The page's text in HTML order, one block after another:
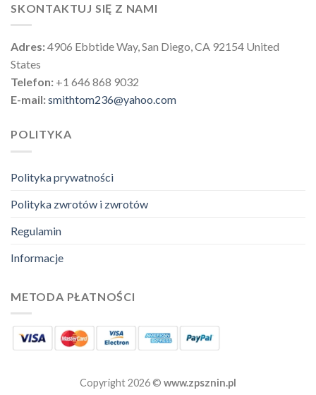
SKONTAKTUJ SIĘ Z NAMI
Adres:4906 Ebbtide Way, San Diego, CA 92154 United
States
Telefon: +1 646 868 9032
E-mail:smithtom236@yahoo.com
POLITYKA
Polityka prywatności
Polityka zwrotów i zwrotów
Regulamin
Informacje
METODA PŁATNOŚCI
Copyright 2026 © www.zpsznin.pl